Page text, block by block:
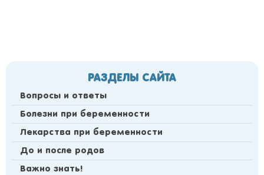
РАЗДЕЛЫ САЙТА
Вопросы и ответы
Болезни при беременности
Лекарства при беременности
До и после родов
Важно знать!